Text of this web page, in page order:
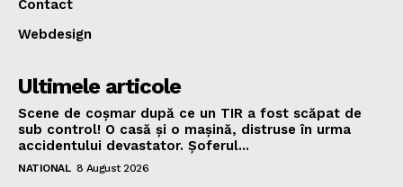
Contact
Webdesign
Ultimele articole
Scene de coșmar după ce un TIR a fost scăpat de
sub control! O casă și o mașină, distruse în urma
accidentului devastator. Șoferul...
NATIONAL 8 August 2026